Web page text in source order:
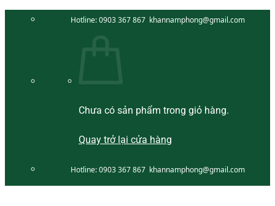
Hotline:0903 367 867 khannamphong@gmail.com
Chưa có sản phẩm trong giỏ hàng.
Quay trở lại cửa hàng
Hotline:0903 367 867 khannamphong@gmail.com